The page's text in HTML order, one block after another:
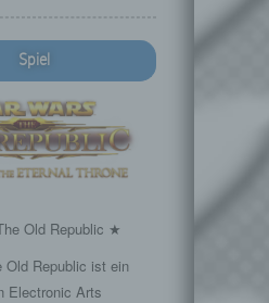
Spiel
Old Republic ★
Old Republic ist ein
Electronic Arts